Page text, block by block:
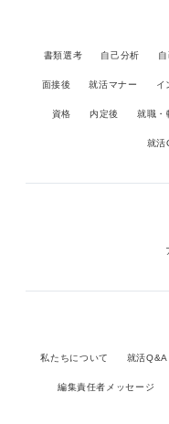
書類選考 自己分析
面接後 就活マナー イ
資格 内定後 就職・
就活
私たちについて 就活
編集責任者メッセージ